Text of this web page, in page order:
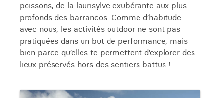
poissons, de la laurisylve exubérante aux plus
profonds des barrancos. Comme d’habitude
avec nous, les activités outdoor ne sont pas
pratiquées dans un but de performance, mais
bien parce qu’elles te permettent d’explorer des
lieux préservés hors des sentiers battus !